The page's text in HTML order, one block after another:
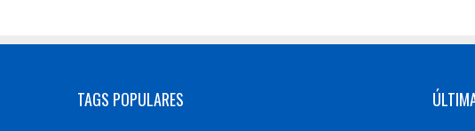
TAGS POPULARES